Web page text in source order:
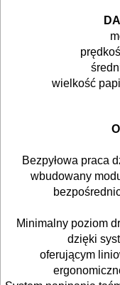
mieszadła
młoty
do
blach
odkurzacze
opalarki
wielkość
Bezpyłowa praca
wbudowany
Minimalny poziom
dzięki
oferującym